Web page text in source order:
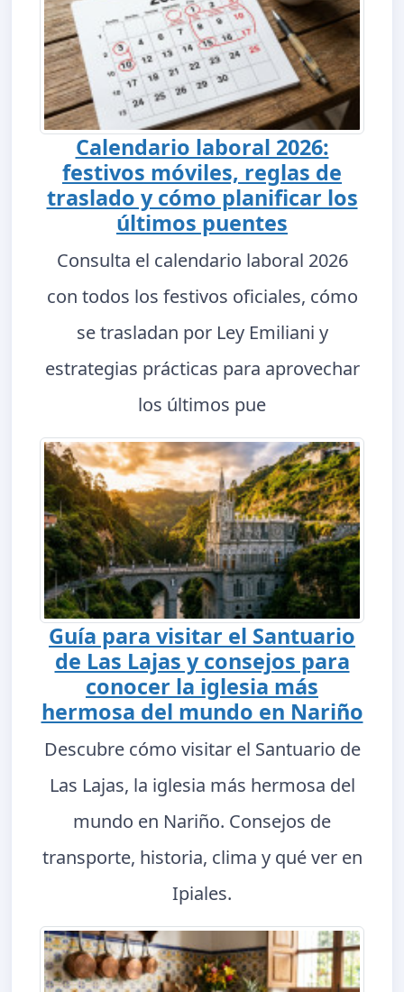
Calendario laboral 2026:
festivos móviles, reglas de
traslado y cómo planificar los
últimos puentes
Consulta el calendario laboral 2026
con todos los festivos oficiales, cómo
se trasladan por Ley Emiliani y
estrategias prácticas para aprovechar
los últimos pue
Guía para visitar el Santuario
de Las Lajas y consejos para
conocer la iglesia más
hermosa del mundo en Nariño
Descubre cómo visitar el Santuario de
Las Lajas, la iglesia más hermosa del
mundo en Nariño. Consejos de
transporte, historia, clima y qué ver en
Ipiales.